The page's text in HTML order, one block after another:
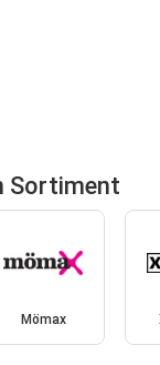
Sortiment
Mömax